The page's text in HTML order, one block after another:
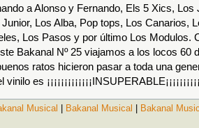
a Alonso y Fernando, Els 5 Xics, Los
Los Alba, Pop tops, Los Canarios,
Los Pasos y por último Los Modulos.
Bakanal Nº 25 viajamos a los locos 60
ratos hicieron pasar a toda una
es
Musical Bakanal Musical
Bakanal